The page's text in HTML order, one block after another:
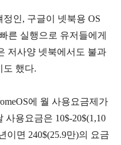
인, 구글이 넷북용 OS
른 실행으로 유저들에게
저사양 넷북에서도 불과
도 했다.
에 월 사용요금제가
용요금은 10$-20$(1,10
이면 240$(25.9만)의 요금